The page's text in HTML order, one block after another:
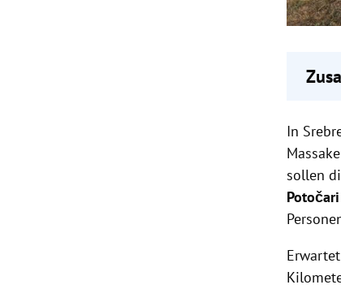
54
In
sollen
Potočari